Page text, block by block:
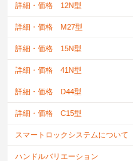
詳細・価格 12N型
詳細・価格 M27型
詳細・価格 15N型
詳細・価格 41N型
詳細・価格 D44型
詳細・価格 C15型
スマートロックシステムについて
ハンドルバリエーション